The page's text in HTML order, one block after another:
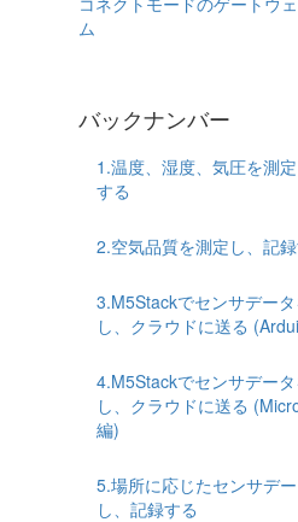
ム
バックナンバー
1.温度、湿度、気圧を測
する
2.空気品質を測定し、記
3.M5Stackでセンサデー
し、クラウドに送る
4.M5Stackでセンサデー
し、クラウドに送る
編)
5.場所に応じたセンサデ
し、記録する